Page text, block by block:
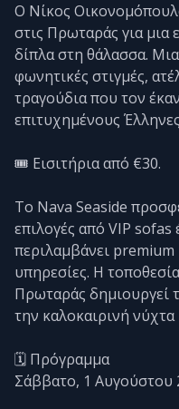
Ο Νίκος
στις Πρωταράς για μια
δίπλα στη θάλασσα.
φωνητικές στιγμές,
τραγούδια που τον
επιτυχημένους
🎟️ Εισιτήρια από €30.
Το Nava Seaside
επιλογές από VIP
περιλαμβάνει
υπηρεσίες. Η
Πρωταράς δημιουργεί
την καλοκαιρινή νύχτα
🗓️ Πρόγραμμα
Σάββατο, 1 Αυγούστου